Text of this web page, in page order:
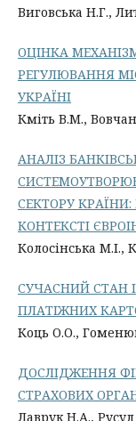
Виговська Н.Г.,
ОЦІНКА
РЕГУЛЮВАННЯ
УКРАЇНІ
Кміть В.М.,
АНАЛІЗ
СЕКТОРУ
КОНТЕКСТІ
Колосінська М.І.,
СУЧАСНИЙ СТАН
ПЛАТІЖНИХ
Коць О.О.,
ДОСЛІДЖЕННЯ
СТРАХОВИХ
Лаврук Н.А.,